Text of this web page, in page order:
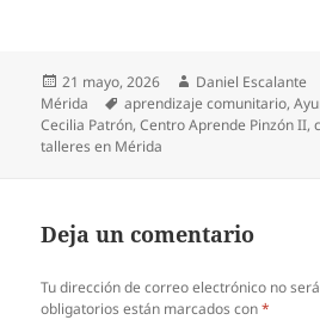
Publicado
el
21 mayo, 2026 Autor
Daniel Escalante
Mérida
Etiquetas
aprendizaje comunitario,
Cecilia Patrón,Centro Aprende Pinzón II,
talleres en Mérida
Deja un comentario
Tu dirección de correo electrónico no
obligatorios están marcados con*